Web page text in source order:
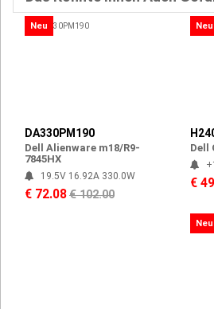
Neu
DA330PM190
Dell Alienware m18/R9-
7845HX
19.5V 16.92A 330.0W
€ 72.08€ 102.00
Neu
Dell
€
Neu